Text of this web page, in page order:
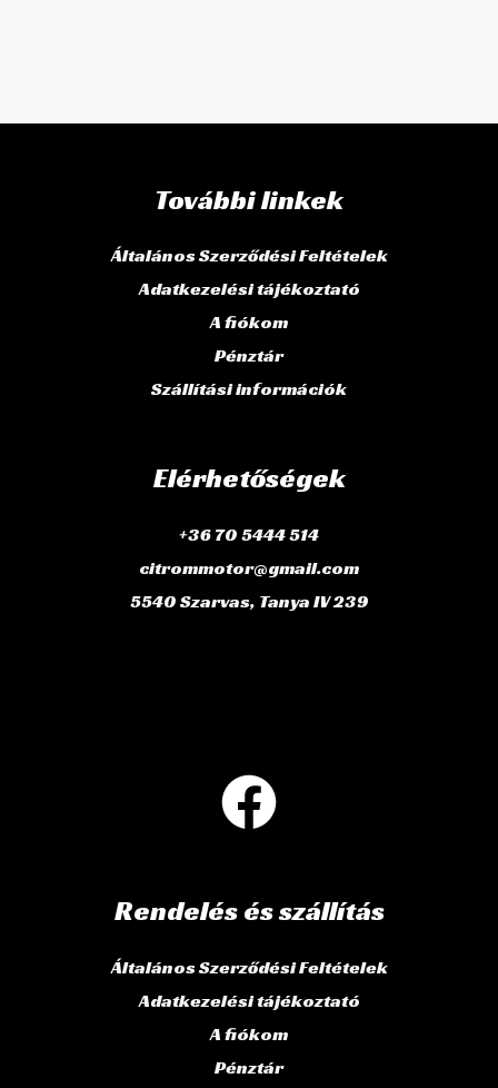
További linkek
Általános Szerződési Feltételek
Adatkezelési tájékoztató
A fiókom
Pénztár
Szállítási információk
Elérhetőségek
+36 70 5444 514
citrommotor@gmail.com
5540 Szarvas, Tanya IV 239
Rendelés és szállítás
Általános Szerződési Feltételek
Adatkezelési tájékoztató
A fiókom
Pénztár